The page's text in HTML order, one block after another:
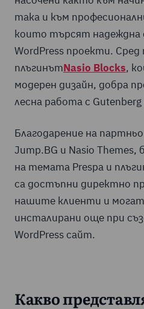
така и към
които търсят надеждна
WordPress проекти. Сред
плъгинътNasio Blocks,
модерен дизайн, добра
лесна работа с
Благодарение на
Jump.BG и Nasio Themes,
на темата Prespa и
са достъпни директно
нашите клиенти и
инсталирани още при
WordPress сайт.
Какво